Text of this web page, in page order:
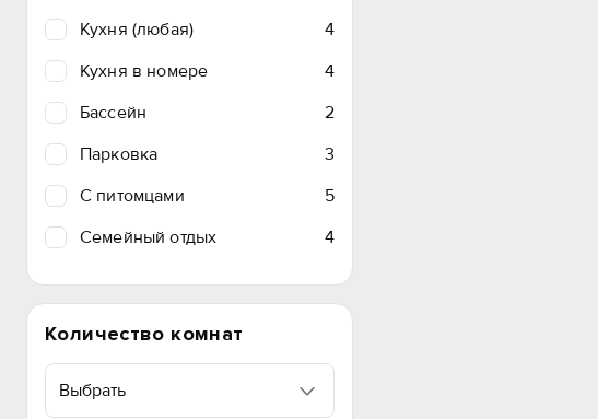
Кухня (любая)
4
Кухня в номере
4
Бассейн
2
Парковка
3
C питомцами
5
Семейный отдых
4
Количество комнат
Выбрать